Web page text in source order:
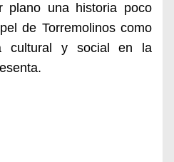
plano una historia poco
de Torremolinos como
cultural y social en la